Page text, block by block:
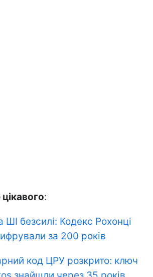
:
ШІ безсилі: Кодекс Рохонці
за 200 років
код ЦРУ розкрито: ключ